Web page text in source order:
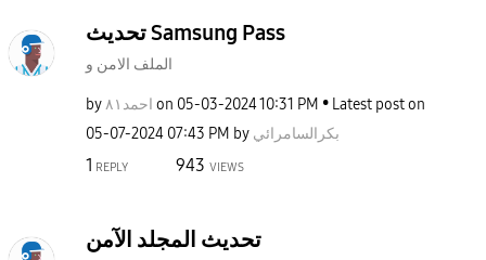
تحديث Samsung Pass
الملف الامن و
by احمد٨١ on ‎05-03-202410:31 PM
Latest post on
‎05-07-2024 07:43 PM by بكرالسامرائي
1 REPLY 943 VIEWS
تحديث المجلد الآمن